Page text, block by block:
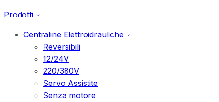
Prodotti
Centraline Elettroidrauliche
Reversibili
12/24V
220/380V
Servo Assistite
Senza motore